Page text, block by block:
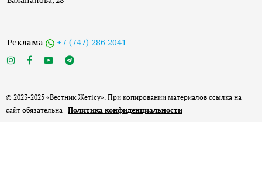
Реклама +7 (747) 286 2041
© 2023-2025 «Вестник Жетісу». При копировании материалов ссылка на
сайт обязательна | Политика конфиденциальности